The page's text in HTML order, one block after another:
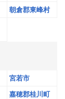
朝倉郡東峰村
宮若市
嘉穂郡桂川町